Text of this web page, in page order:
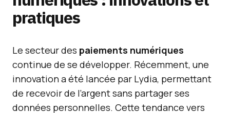
pratiques
Le secteur des paiements numériques
continue de se développer. Récemment, une
innovation a été lancée par Lydia, permettant
de recevoir de l’argent sans partager ses
données personnelles. Cette tendance vers